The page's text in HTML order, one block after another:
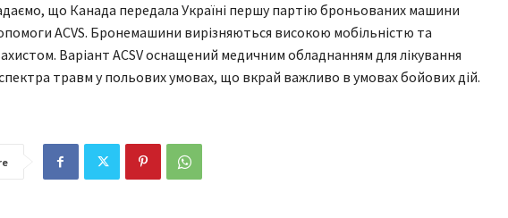
що Канада передала Україні першу партію броньованих машини
ACVS. Бронемашини вирізняються високою мобільністю та
Варіант ACSV оснащений медичним обладнанням для лікування
травм у польових умовах, що вкрай важливо в умовах бойових дій.